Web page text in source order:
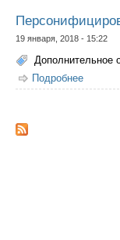
19 января, 2018 - 15:22
Дополнительное
Подробнее